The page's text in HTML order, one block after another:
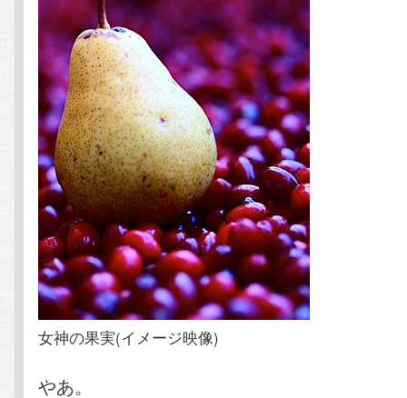
女神の果実(イメージ映像)
やあ。